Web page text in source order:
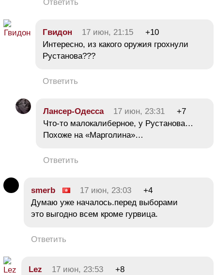
Ответить
Гвидон 17 июн, 21:15
+10
Интересно, из какого оружия грохнули
Рустанова???
Ответить
Лансер-Одесса 17 июн, 23:31
+7
Что-то малокалиберное, у Рустанова…
Похоже на «Марголина»…
Ответить
smerb 17 июн, 23:03
+4
Думаю уже началось.перед выборами
это выгодно всем кроме гурвица.
Ответить
Lez 17 июн, 23:53
+8